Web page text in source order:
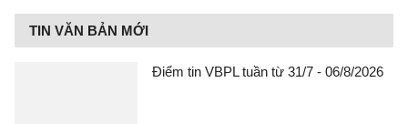
TIN VĂN BẢN MỚI
Điểm tin VBPL tuần từ 31/7 - 06/8/2026